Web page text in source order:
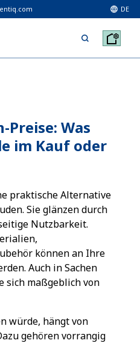
DE
Was
im Kauf oder
praktische Alternative
Sie glänzen durch
Nutzbarkeit.
können an Ihre
Auch in Sachen
sich maßgeblich von
würde, hängt von
gehören vorrangig